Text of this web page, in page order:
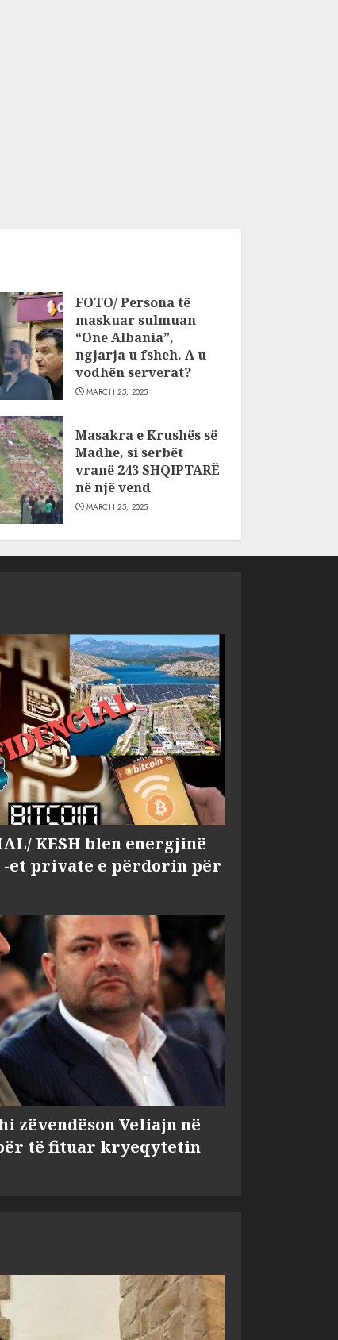
FOTO/ Persona të
maskuar sulmuan
“One Albania”,
ngjarja u fsheh. A u
vodhën serverat?
MARCH 25, 2025
Masakra e Krushës së
Madhe, si serbët
vranë 243 SHQIPTARË
në një vend
MARCH 25, 2025
KESH blen energjinë
-et private e përdorin për
zëvendëson Veliajn në
të fituar kryeqytetin